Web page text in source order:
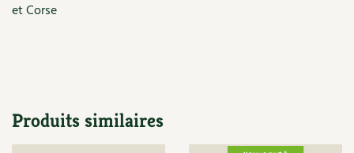
Actualités
Secrets d’abonné
et Corse
Produits similaires